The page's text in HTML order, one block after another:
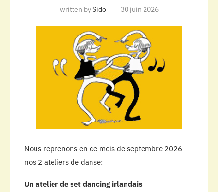
written bySido 30 juin 2026
Nous reprenons en ce mois de septembre 2026
nos 2 ateliers de danse:
Un atelier de set dancing irlandais